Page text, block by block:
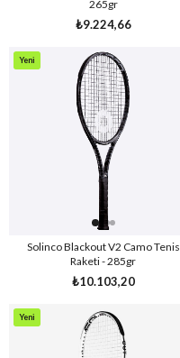
265gr
₺9.224,66
Solinco Blackout V2 Camo Tenis
Raketi - 285gr
₺10.103,20
Yeni
Yeni